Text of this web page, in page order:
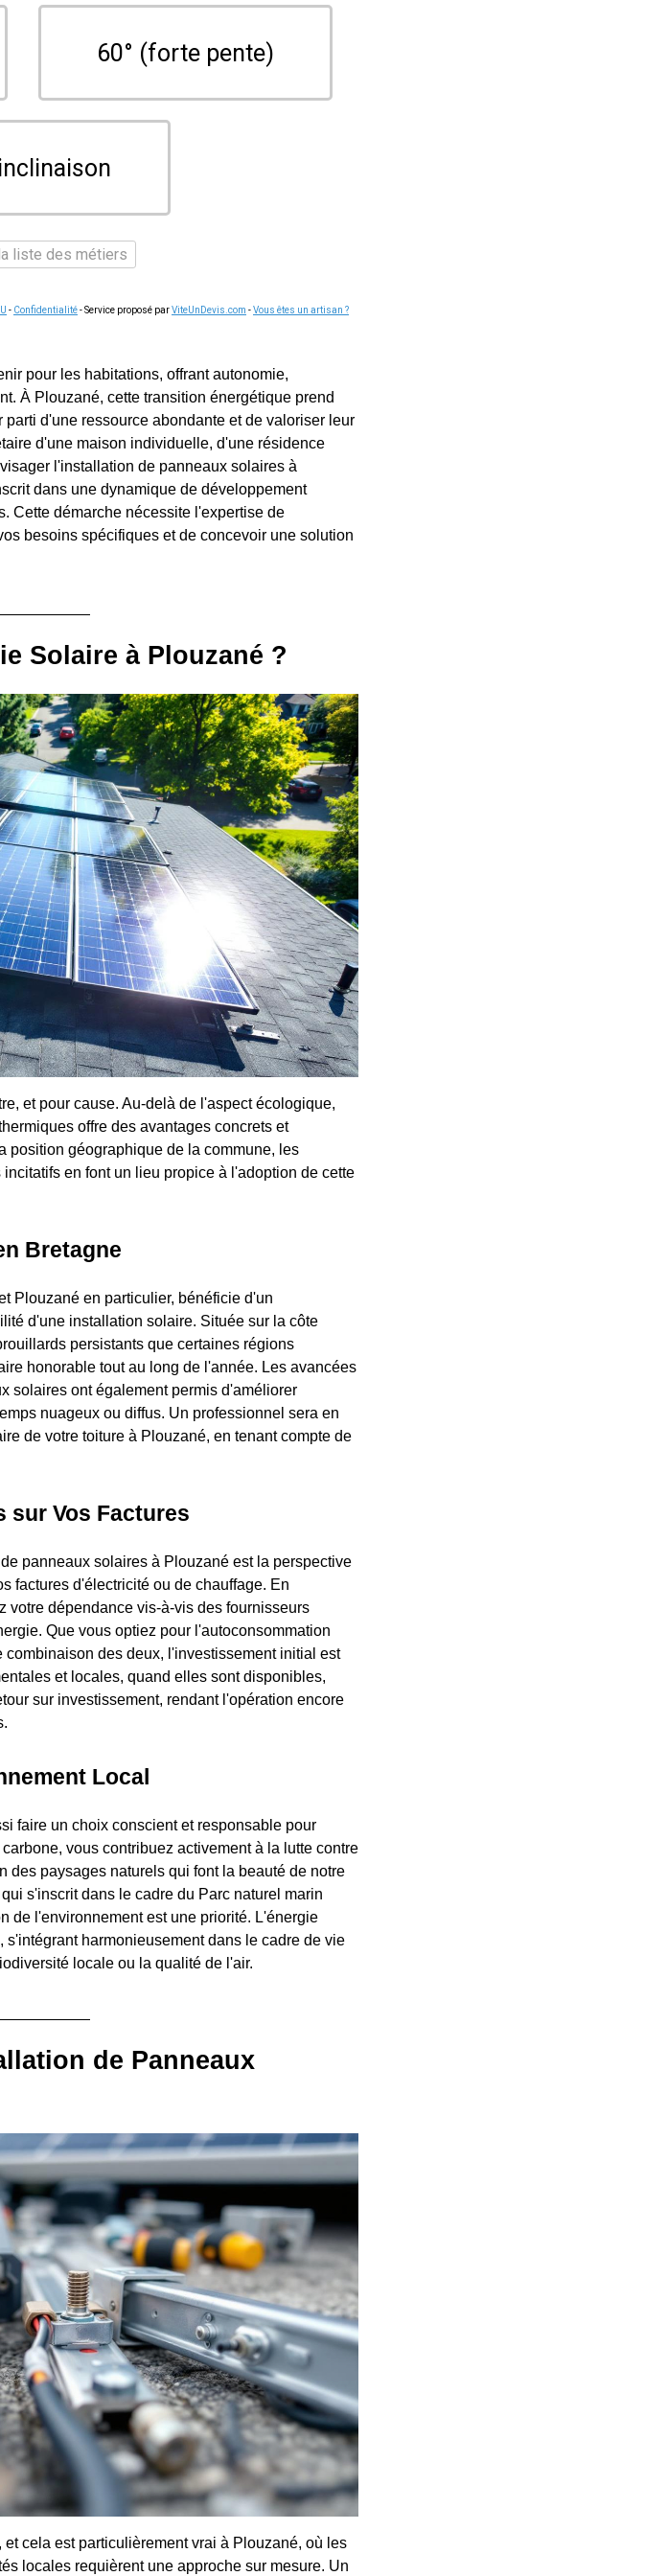
60° (forte pente)
liste des métiers
- Confidentialité- Service proposé parViteUnDevis.com -Vous êtes un artisan ?
pour les habitations, offrant autonomie,
À Plouzané, cette transition énergétique prend
d'une ressource abondante et de valoriser leur
d'une maison individuelle, d'une résidence
l'installation de panneaux solaires à
dans une dynamique de développement
Cette démarche nécessite l'expertise de
besoins spécifiques et de concevoir une solution
Solaire à Plouzané ?
et pour cause. Au-delà de l'aspect écologique,
offre des avantages concrets et
position géographique de la commune, les
en font un lieu propice à l'adoption de cette
Bretagne
Plouzané en particulier, bénéficie d'un
d'une installation solaire. Située sur la côte
persistants que certaines régions
honorable tout au long de l'année. Les avancées
solaires ont également permis d'améliorer
nuageux ou diffus. Un professionnel sera en
de votre toiture à Plouzané, en tenant compte de
sur Vos Factures
panneaux solaires à Plouzané est la perspective
factures d'électricité ou de chauffage. En
votre dépendance vis-à-vis des fournisseurs
Que vous optiez pour l'autoconsommation
des deux, l'investissement initial est
et locales, quand elles sont disponibles,
sur investissement, rendant l'opération encore
Local
faire un choix conscient et responsable pour
vous contribuez activement à la lutte contre
des paysages naturels qui font la beauté de notre
s'inscrit dans le cadre du Parc naturel marin
de l'environnement est une priorité. L'énergie
harmonieusement dans le cadre de vie
locale ou la qualité de l'air.
de Panneaux
cela est particulièrement vrai à Plouzané, où les
locales requièrent une approche sur mesure. Un